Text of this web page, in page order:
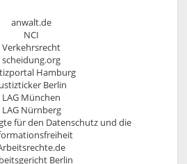
anwalt.de
NCI
Verkehrsrecht
scheidung.org
Hamburg
Berlin
LAG München
LAG Nürnberg
für den Datenschutz und die
Berlin